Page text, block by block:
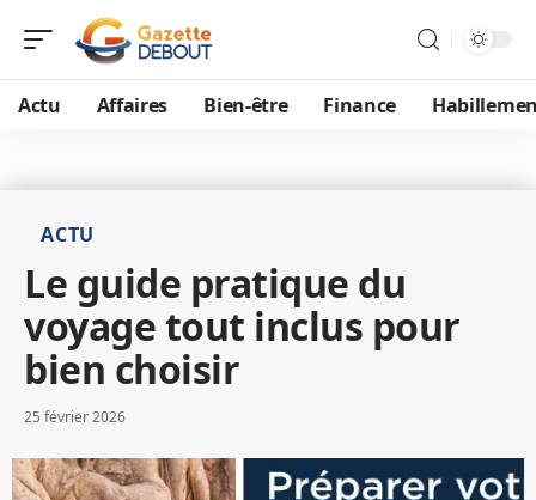
Actu Affaires Bien-être Finance
ACTU
Le guide pratique du
voyage tout inclus pour
bien choisir
25 février 2026